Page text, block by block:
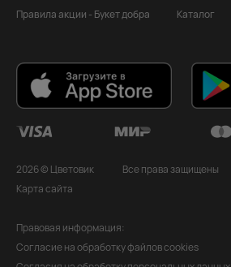
Правила акции - Букет добра
Каталог
2026 © Цветовик
Все права защищены
Карта сайта
Правовая информация:
Согласие на обработку файлов cookies